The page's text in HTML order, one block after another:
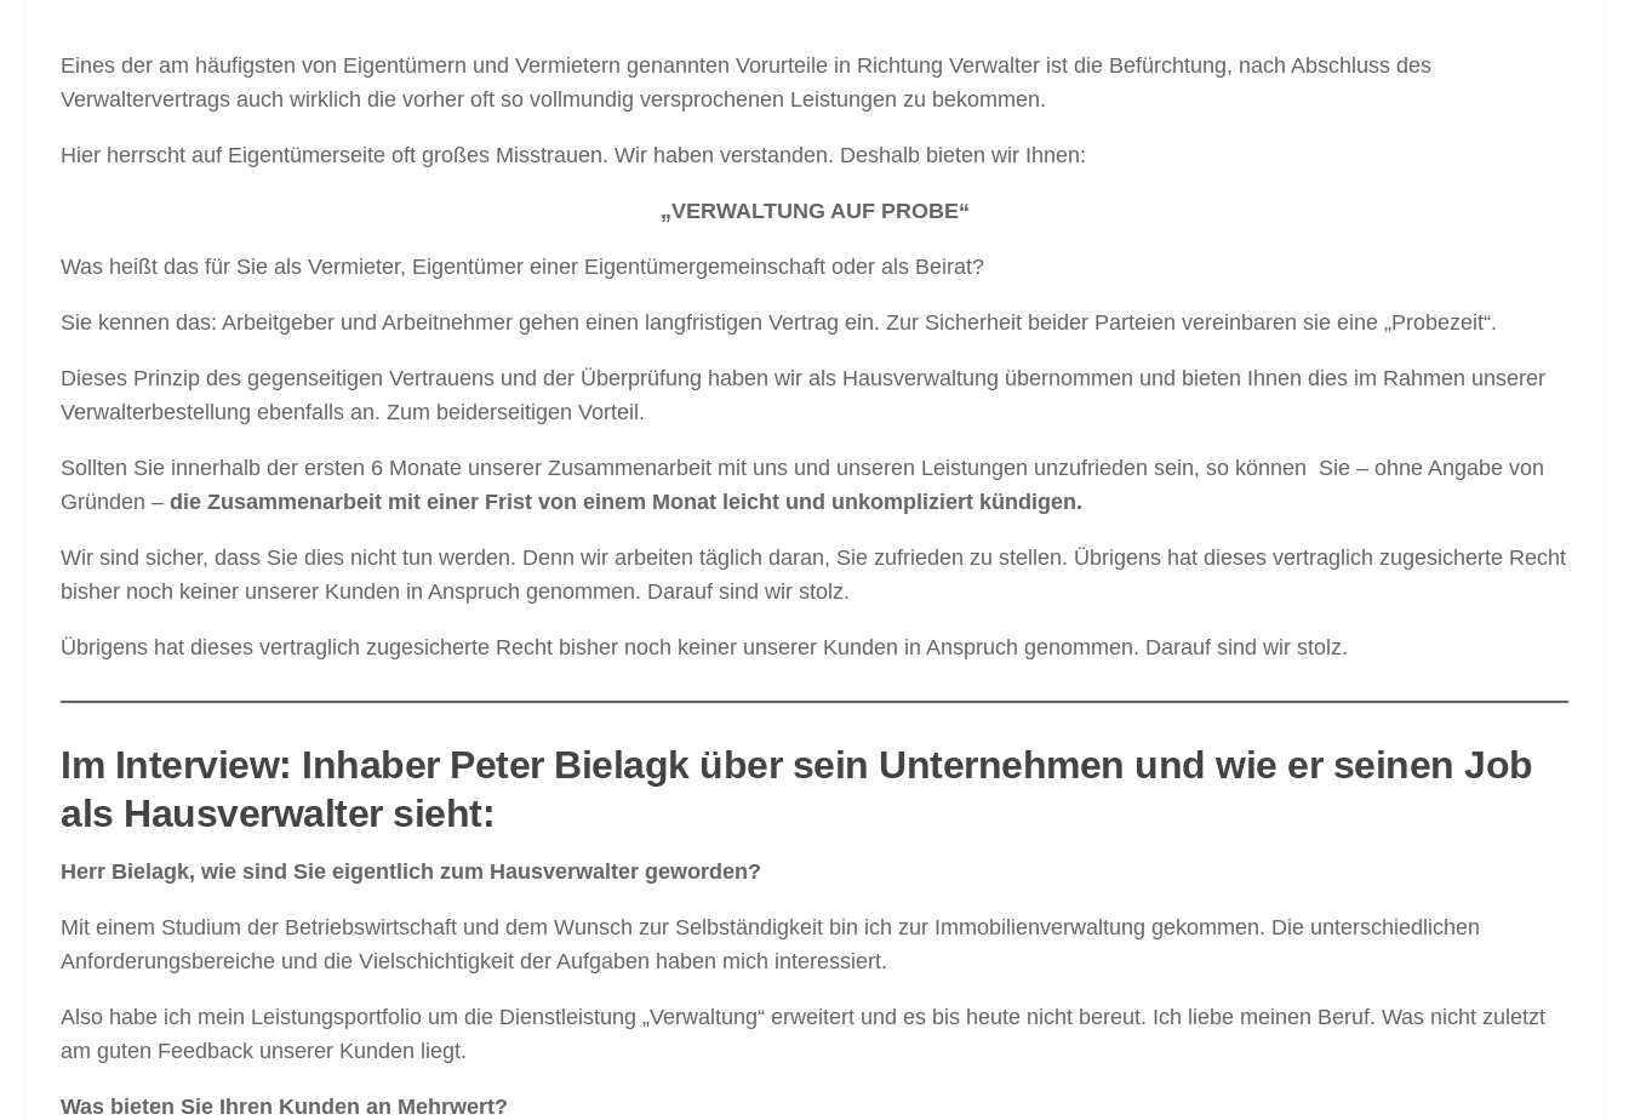
Eines der am häufigsten von Eigentümern und Vermietern genannten Vorurteile in Richtung Verwalter ist die Befürchtung, nach Abschluss des
Verwaltervertrags auch wirklich die vorher oft so vollmundig versprochenen Leistungen zu bekommen.
Hier herrscht auf Eigentümerseite oft großes Misstrauen. Wir haben verstanden. Deshalb bieten wir Ihnen:
„VERWALTUNG AUF PROBE“
Was heißt das für Sie als Vermieter, Eigentümer einer Eigentümergemeinschaft oder als Beirat?
Sie kennen das: Arbeitgeber und Arbeitnehmer gehen einen langfristigen Vertrag ein. Zur Sicherheit beider Parteien vereinbaren sie eine „Probezeit“.
Dieses Prinzip des gegenseitigen Vertrauens und der Überprüfung haben wir als Hausverwaltung übernommen und bieten Ihnen dies im Rahmen unserer
Verwalterbestellung ebenfalls an. Zum beiderseitigen Vorteil.
Sollten Sie innerhalb der ersten 6 Monate unserer Zusammenarbeit mit uns und unseren Leistungen unzufrieden sein, so können Sie – ohne Angabe von
Gründen – die Zusammenarbeit mit einer Frist von einem Monat leicht und unkompliziert kündigen.
Wir sind sicher, dass Sie dies nicht tun werden. Denn wir arbeiten täglich daran, Sie zufrieden zu stellen. Übrigens hat dieses vertraglich zugesicherte Recht
bisher noch keiner unserer Kunden in Anspruch genommen. Darauf sind wir stolz.
Übrigens hat dieses vertraglich zugesicherte Recht bisher noch keiner unserer Kunden in Anspruch genommen. Darauf sind wir stolz.
Im Interview: Inhaber Peter Bielagk über sein Unternehmen und wie er seinen Job
als Hausverwalter sieht:
Herr Bielagk, wie sind Sie eigentlich zum Hausverwalter geworden?
Mit einem Studium der Betriebswirtschaft und dem Wunsch zur Selbständigkeit bin ich zur Immobilienverwaltung gekommen. Die unterschiedlichen
Anforderungsbereiche und die Vielschichtigkeit der Aufgaben haben mich interessiert.
Also habe ich mein Leistungsportfolio um die Dienstleistung „Verwaltung“ erweitert und es bis heute nicht bereut. Ich liebe meinen Beruf. Was nicht zuletzt
am guten Feedback unserer Kunden liegt.
Was bieten Sie Ihren Kunden an Mehrwert?